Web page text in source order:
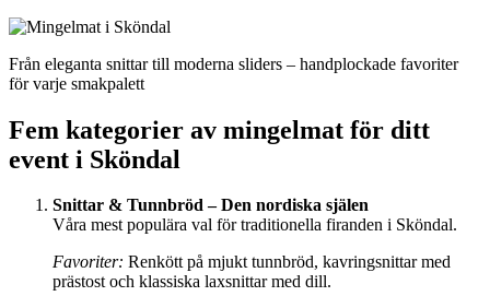
Från eleganta snittar till moderna sliders – handplockade favoriter
för varje smakpalett
Fem kategorier av mingelmat för ditt
event i Sköndal
Snittar & Tunnbröd – Den nordiska själen
Våra mest populära val för traditionella firanden i Sköndal.
Favoriter: Renkött på mjukt tunnbröd, kavringsnittar med
prästost och klassiska laxsnittar med dill.